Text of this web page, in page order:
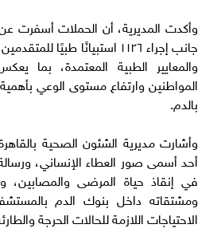
جانب إجراء ١١٢٦ استبيانًا طبيًا
والمعايير الطبية المعتمدة، بما
المواطنين وارتفاع مستوى الوعي
بالدم.
وأشارت مديرية الشئون الصحية
أحد أسمى صور العطاء الإنساني،
في إنقاذ حياة المرضى
ومشتقاته داخل بنوك الدم
الاحتياجات اللازمة للحالات الحرجة